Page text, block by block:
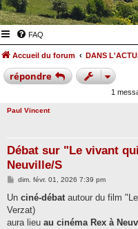
FAQ
Accueil du forum DANS
répondre
1
Paul Vincent
Débat sur "Le vivant
Neuville/S
M
s
a
g
dim. févr. 01, 2026 7:39 pm
Un ciné-débatautour du film
Verzat)
aura lieu au cinéma Rex à